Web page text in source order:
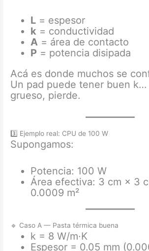
L = espesor
k = conductividad
A = área de contacto
P = potencia disipada
Acá es donde muchos se
Un pad puede tener buen k…
grueso, pierde.
3️⃣ Ejemplo real: CPU de 100 W
Supongamos:
Potencia: 100 W
Área efectiva: 3 cm × 3
0.0009 m²
🔹 Caso A — Pasta térmica buena
k = 8 W/m·K
Espesor = 0.05 mm